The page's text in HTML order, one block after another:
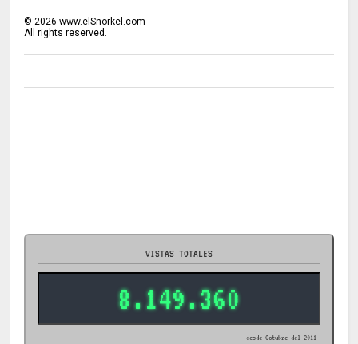
©2026 www.elSnorkel.com
All rights reserved.
VISTAS TOTALES
8.149.360
desde Octubre del 2011